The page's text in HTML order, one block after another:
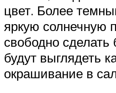
цвет. Более
яркую солнечную
свободно сделать
будут выглядеть
окрашивание в